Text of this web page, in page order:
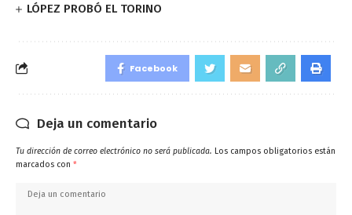
LÓPEZ PROBÓ EL TORINO
Facebook
Deja un comentario
Tu dirección de correo electrónico no será publicada. Los campos obligatorios están
marcados con *